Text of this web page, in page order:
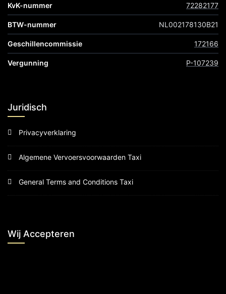
KvK-nummer 72282177
BTW-nummer NL002178130B21
Geschillencommissie 172166
Vergunning P-107239
Juridisch
Privacyverklaring
Algemene Vervoersvoorwaarden Taxi
General Terms and Conditions Taxi
Wij Accepteren